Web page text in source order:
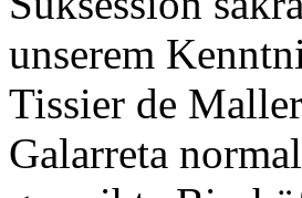
unserem
Tissier de
Galarreta